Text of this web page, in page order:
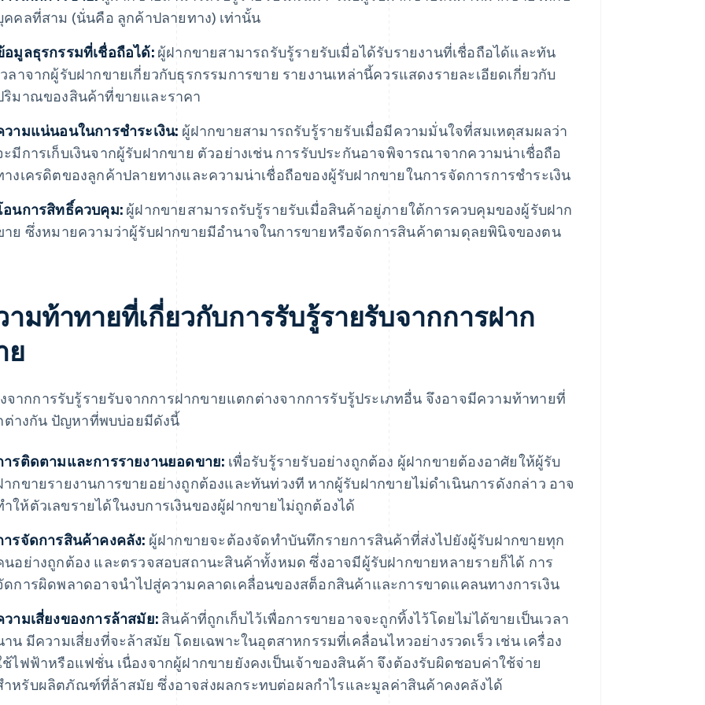
คคลที่สาม (นั่นคือ ลูกค้าปลายทาง) เท่านั้น
อมูลธุรกรรมที่เชื่อถือได้:ผู้ฝากขายสามารถรับรู้รายรับเมื่อได้รับรายงานที่เชื่อถือได้และทัน
วลาจากผู้รับฝากขายเกี่ยวกับธุรกรรมการขาย รายงานเหล่านี้ควรแสดงรายละเอียดเกี่ยวกับ
ริมาณของสินค้าที่ขายและราคา
วามแน่นอนในการชําระเงิน: ผู้ฝากขายสามารถรับรู้รายรับเมื่อมีความมั่นใจที่สมเหตุสมผลว่า
ะมีการเก็บเงินจากผู้รับฝากขาย ตัวอย่างเช่น การรับประกันอาจพิจารณาจากความน่าเชื่อถือ
างเครดิตของลูกค้าปลายทางและความน่าเชื่อถือของผู้รับฝากขายในการจัดการการชำระเงิน
อนการสิทธิ์ควบคุม: ผู้ฝากขายสามารถรับรู้รายรับเมื่อสินค้าอยู่ภายใต้การควบคุมของผู้รับฝาก
าย ซึ่งหมายความว่าผู้รับฝากขายมีอำนาจในการขายหรือจัดการสินค้าตามดุลยพินิจของตน
ามท้าทายที่เกี่ยวกับการรับรู้รายรับจากการฝาก
ย
จากการรับรู้รายรับจากการฝากขายแตกต่างจากการรับรู้ประเภทอื่น จึงอาจมีความท้าทายที่
างกัน ปัญหาที่พบบ่อยมีดังนี้
ารติดตามและการรายงานยอดขาย: เพื่อรับรู้รายรับอย่างถูกต้อง ผู้ฝากขายต้องอาศัยให้ผู้รับ
ากขายรายงานการขายอย่างถูกต้องและทันท่วงที หากผู้รับฝากขายไม่ดำเนินการดังกล่าว อาจ
ำให้ตัวเลขรายได้ในงบการเงินของผู้ฝากขายไม่ถูกต้องได้
ารจัดการสินค้าคงคลัง: ผู้ฝากขายจะต้องจัดทำบันทึกรายการสินค้าที่ส่งไปยังผู้รับฝากขายทุก
นอย่างถูกต้อง และตรวจสอบสถานะสินค้าทั้งหมด ซึ่งอาจมีผู้รับฝากขายหลายรายก็ได้ การ
ดการผิดพลาดอาจนําไปสู่ความคลาดเคลื่อนของสต็อกสินค้าและการขาดแคลนทางการเงิน
วามเสี่ยงของการล้าสมัย: สินค้าที่ถูกเก็บไว้เพื่อการขายอาจจะถูกทิ้งไว้โดยไม่ได้ขายเป็นเวลา
าน มีความเสี่ยงที่จะล้าสมัย โดยเฉพาะในอุตสาหกรรมที่เคลื่อนไหวอย่างรวดเร็ว เช่น เครื่อง
ช้ไฟฟ้าหรือแฟชั่น เนื่องจากผู้ฝากขายยังคงเป็นเจ้าของสินค้า จึงต้องรับผิดชอบค่าใช้จ่าย
ำหรับผลิตภัณฑ์ที่ล้าสมัย ซึ่งอาจส่งผลกระทบต่อผลกำไรและมูลค่าสินค้าคงคลังได้